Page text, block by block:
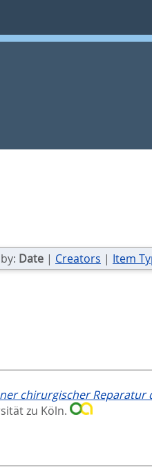
Date | Creators | Item
chirurgischer
zu Köln.